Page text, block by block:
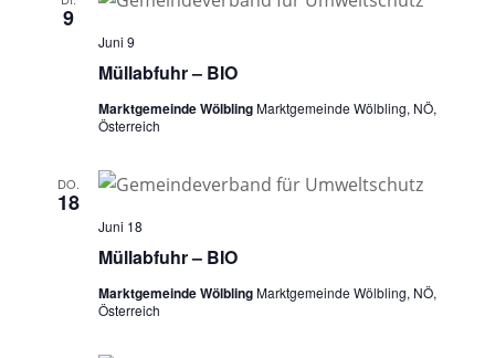
9
Müllabfuhr – BIO
Juni 9
Marktgemeinde WölblingMarktgemeinde Wölbling, NÖ,
Österreich
DO.
18
Müllabfuhr – BIO
Juni 18
Marktgemeinde WölblingMarktgemeinde Wölbling, NÖ,
Österreich